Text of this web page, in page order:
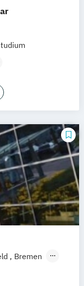
Bremen